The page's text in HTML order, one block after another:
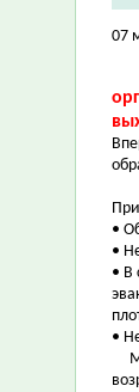
07
•
•
• В
•